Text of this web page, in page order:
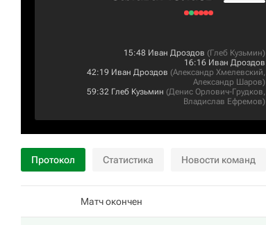
15:48 Иван Дроздов (Глеб Кузьмин)
16:16 Иван Дроздов
42:19 Иван Дроздов (Александр Хмелевский,
Александр Шаров)
59:32 Глеб Кузьмин (Денис Орлович-Грудков,
Владислав Ефремов)
Протокол Статистика Новости команд
Матч окончен